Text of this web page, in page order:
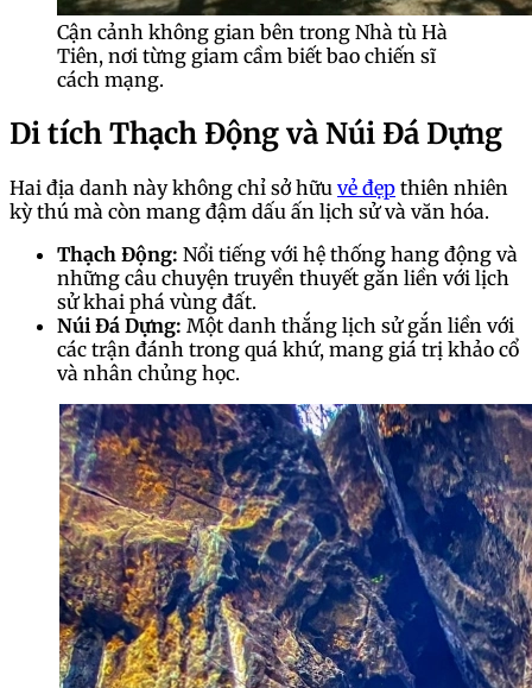
Cận cảnh không gian bên trong Nhà tù Hà
Tiên, nơi từng giam cầm biết bao chiến sĩ
cách mạng.
Di tích Thạch Động và Núi Đá Dựng
Hai địa danh này không chỉ sở hữu vẻ đẹp thiên nhiên
kỳ thú mà còn mang đậm dấu ấn lịch sử và văn hóa.
Thạch Động: Nổi tiếng với hệ thống hang động và
những câu chuyện truyền thuyết gắn liền với lịch
sử khai phá vùng đất.
Núi Đá Dựng: Một danh thắng lịch sử gắn liền với
các trận đánh trong quá khứ, mang giá trị khảo cổ
và nhân chủng học.